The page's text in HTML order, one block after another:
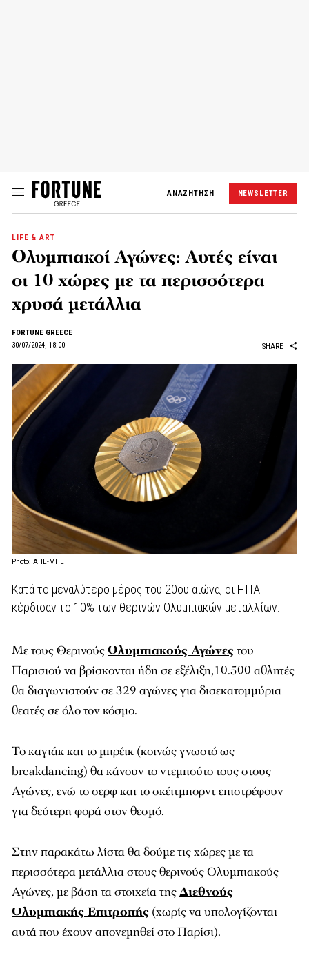
ΑΝΑΖΗΤΗΣΗ NEWSLETTER
LIFE & ART
Ολυμπιακοί Αγώνες: Αυτές είναι
οι 10 χώρες με τα περισσότερα
χρυσά μετάλλια
FORTUNE GREECE
30/07/2024, 18:00
SHARE
Photo: ΑΠΕ-ΜΠΕ
Κατά το μεγαλύτερο μέρος του 20ου αιώνα, οι ΗΠΑ
κέρδισαν το 10% των θερινών Ολυμπιακών μεταλλίων.
Με τους ΘερινούςΟλυμπιακούς Αγώνεςτου
Παρισιού να βρίσκονται ήδη σε εξέλιξη,10.500 αθλητές
θα διαγωνιστούν σε 329 αγώνες για δισεκατομμύρια
θεατές σε όλο τον κόσμο.
Το καγιάκ και το μπρέικ (κοινώς γνωστό ως
breakdancing) θα κάνουν το ντεμπούτο τους στους
Αγώνες, ενώ το σερφ και το σκέιτμπορντ επιστρέφουν
για δεύτερη φορά στον θεσμό.
Στην παρακάτω λίστα θα δούμε τις χώρες με τα
περισσότερα μετάλλια στους θερινούς Ολυμπιακούς
Αγώνες, με βάση τα στοιχεία τηςΔιεθνούς
Ολυμπιακής Επιτροπής (χωρίς να υπολογίζονται
αυτά που έχουν απονεμηθεί στο Παρίσι).